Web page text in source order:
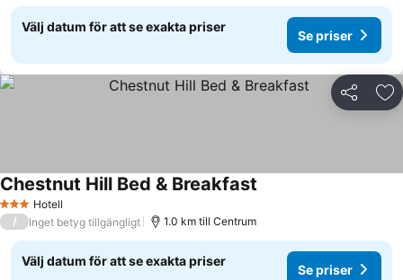
Välj datum för att se exakta priser
Se priser
Dela
3 StjärnorHotell
Chestnut Hill Bed & Breakfast
/ Inget betyg tillgängligt 1.0 km till Centrum
Välj datum för att se exakta priser
Se priser